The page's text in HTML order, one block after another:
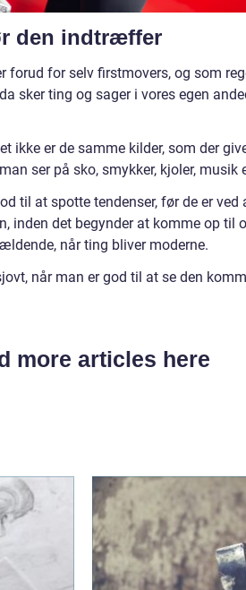
den indtræffer
forud for selv firstmovers, og som
sker ting og sager i vores egen
ikke er de samme kilder, som der
ser på sko, smykker, kjoler, musik
til at spotte tendenser, før de er ved
inden det begynder at komme op til
når ting bliver moderne.
når man er god til at se den
more articles here